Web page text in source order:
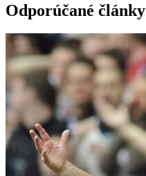
Odporúčané články